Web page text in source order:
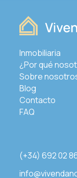
Inmobiliaria
¿Por qué
Sobre
Blog
Contacto
FAQ
(+34) 692 02